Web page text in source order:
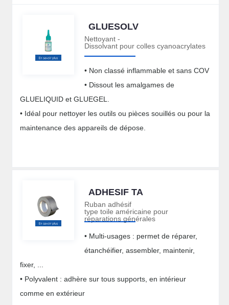
GLUESOLV
Nettoyant -
Dissolvant pour colles cyanoacrylates
• Non classé inflammable et sans COV
• Dissout les amalgames de
GLUELIQUID et GLUEGEL.
• Idéal pour nettoyer les outils ou pièces souillés ou pour la
maintenance des appareils de dépose.
ADHESIF TA
Ruban adhésif
type toile américaine pour
réparations générales
• Multi-usages : permet de réparer,
étanchéifier, assembler, maintenir,
fixer, ...
• Polyvalent : adhère sur tous supports, en intérieur
comme en extérieur